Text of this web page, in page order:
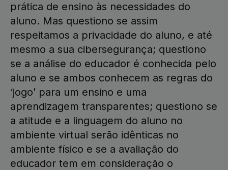
prática de ensino às necessidades do
aluno. Mas questiono se assim
respeitamos a privacidade do aluno, e até
mesmo a sua cibersegurança; questiono
se a análise do educador é conhecida pelo
aluno e se ambos conhecem as regras do
‘jogo’ para um ensino e uma
aprendizagem transparentes; questiono se
a atitude e a linguagem do aluno no
ambiente virtual serão idênticas no
ambiente físico e se a avaliação do
educador tem em consideração o